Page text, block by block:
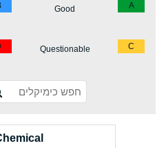
A
Good
C
Questionable